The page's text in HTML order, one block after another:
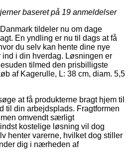
baseret på 19 anmeldelser
tildeler nu om dage
En yndling er nu til dags at få
du selv kan hente dine nye
ind i din hverdag. Løsningen er
tilmed den prisbilligste
af Kagerulle, L: 38 cm, diam. 5,5
at få produkterne bragt hjem til
til din arbejdsplads. Fragtformen
omvendt særligt
kostelige løsning vil dog
henter varerne, hvilket dog stiller
dig i nærheden af